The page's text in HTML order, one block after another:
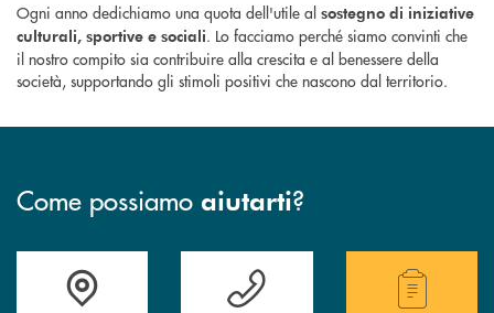
Ogni anno dedichiamo una quota dell'utile al sostegno di iniziative
culturali, sportive e sociali. Lo facciamo perché siamo convinti che
il nostro compito sia contribuire alla crescita e al benessere della
società, supportando gli stimoli positivi che nascono dal territorio.
Come possiamo aiutarti?
Accedi all' elenco completo delle filiali della Bcc.
Hai bisogno di assistenza immediata?
Hai bisogno di